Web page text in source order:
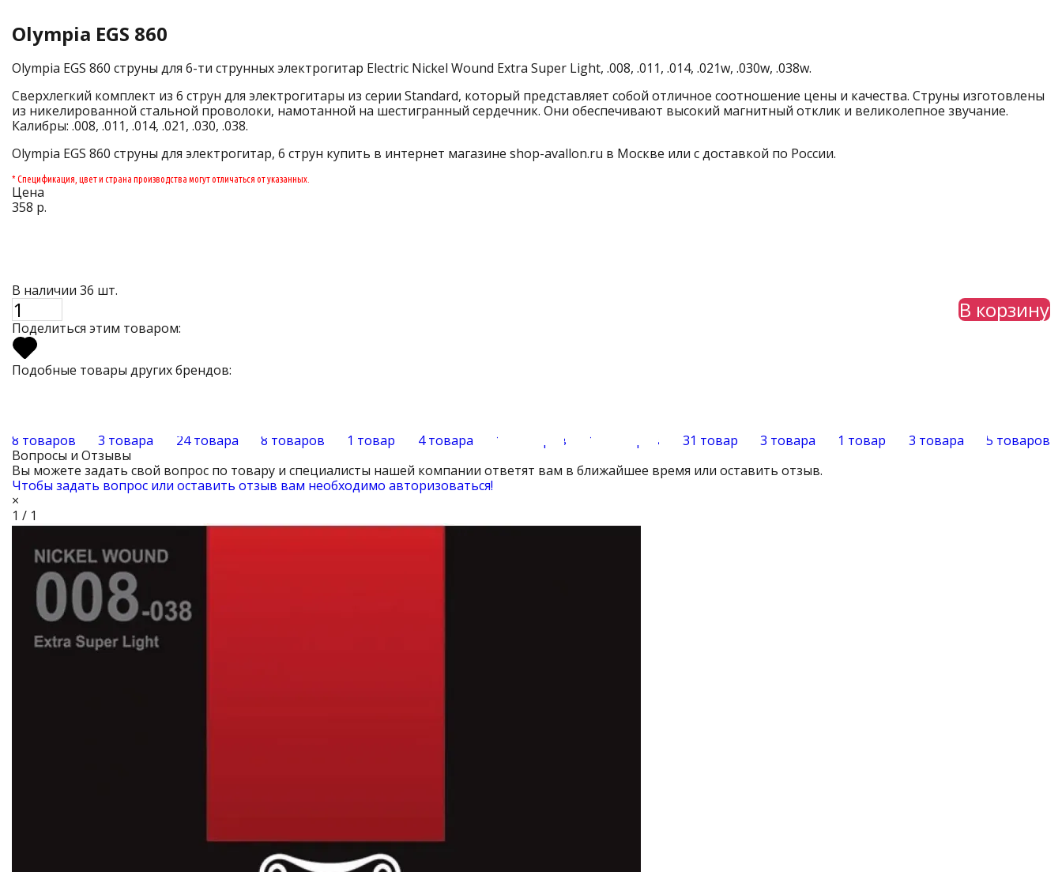
Olympia EGS 860
Olympia EGS 860 струны для 6-ти струнных электрогитар Electric Nickel Wound Extra Super Light, .008, .011, .014, .021w, .030w, .038w.
Сверхлегкий комплект из 6 струн для электрогитары из серии Standard, который представляет собой отличное соотношение цены и качества. Струны изготовлены
из никелированной стальной проволоки, намотанной на шестигранный сердечник. Они обеспечивают высокий магнитный отклик и великолепное звучание.
Калибры: .008, .011, .014, .021, .030, .038.
Olympia EGS 860 струны для электрогитар, 6 струн купить в интернет магазине shop-avallon.ru в Москве или с доставкой по России.
* Спецификация, цвет и страна производства могут отличаться от указанных.
Цена
358 р.
В наличии 36 шт.
В корзину
Поделиться этим товаром:
Подобные товары других брендов:
8 товаров 3 товара 24 товара 8 товаров 1 товар 4 товара 12 товаров 16 товаров 31 товар 3 товара 1 товар 3 товара
5 товаров
Вопросы и Отзывы
Вы можете задать свой вопрос по товару и специалисты нашей компании ответят вам в ближайшее время или оставить отзыв.
Чтобы задать вопрос или оставить отзыв вам необходимо авторизоваться!
×
1 / 1